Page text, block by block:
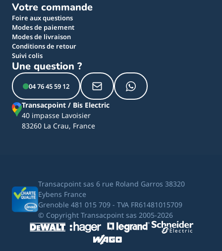
Votre commande
Foire aux questions
Modes de paiement
Modes de livraison
Conditions de retour
Suivi colis
Une question ?
04 76 45 59 12
Transacpoint / Bis Electric
40 impasse Lavoisier
83260 La Crau, France
Transacpoint sas 6 rue Roland Garros 38320
Eybens France
Grenoble 481 015 709 - TVA FR61481015709
© Copyright Transacpoint sas 2005-2026